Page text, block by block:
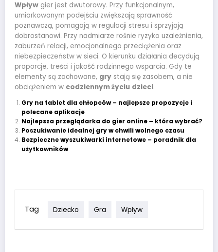
Wpływ gier jest dwutorowy. Przy funkcjonalnym,
umiarkowanym podejściu zwiększają sprawność
poznawczą, pomagają w regulacji stresu i sprzyjają
dobrostanowi. Przy nadmiarze rośnie ryzyko uzależnienia,
zaburzeń relacji, emocjonalnego przeciążenia oraz
niebezpieczeństw w sieci. O kierunku działania decydują
proporcje, treści i jakość rodzinnego wsparcia. Gdy te
elementy są zachowane, gry stają się zasobem, a nie
obciążeniem w codziennym życiu dzieci.
Gry na tablet dla chłopców – najlepsze propozycje i
polecane aplikacje
Najlepsza przeglądarka do gier online – która wybrać?
Poszukiwanie idealnej gry w chwili wolnego czasu
Bezpieczne wyszukiwarki internetowe – poradnik dla
użytkowników
Tag Dziecko Gra Wpływ